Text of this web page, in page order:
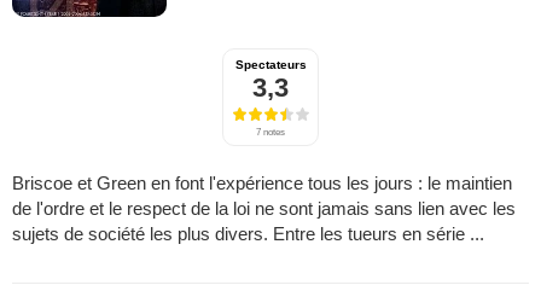
Spectateurs
3,3
7 notes
Briscoe et Green en font l'expérience tous les jours : le maintien
de l'ordre et le respect de la loi ne sont jamais sans lien avec les
sujets de société les plus divers. Entre les tueurs en série ...